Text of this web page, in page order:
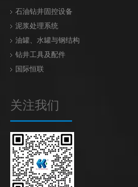
石油钻井固控设备
泥浆处理系统
油罐、水罐与钢结构
钻井工具及配件
国际恒联
关注我们